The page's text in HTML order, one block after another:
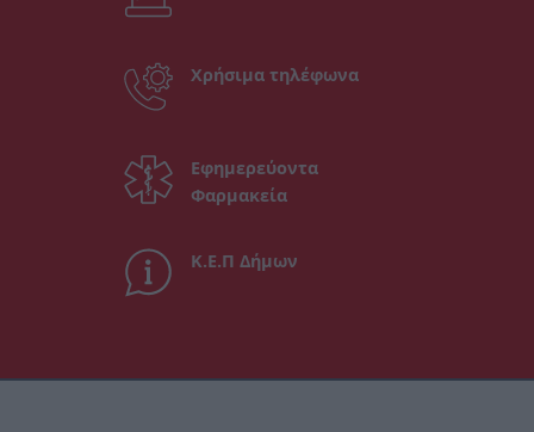
Χρήσιμα τηλέφωνα
Εφημερεύοντα
Φαρμακεία
Κ.Ε.Π Δήμων